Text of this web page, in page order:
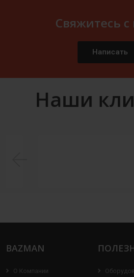
Свяжитесь
Написать
Наши
BAZMAN
О Компании